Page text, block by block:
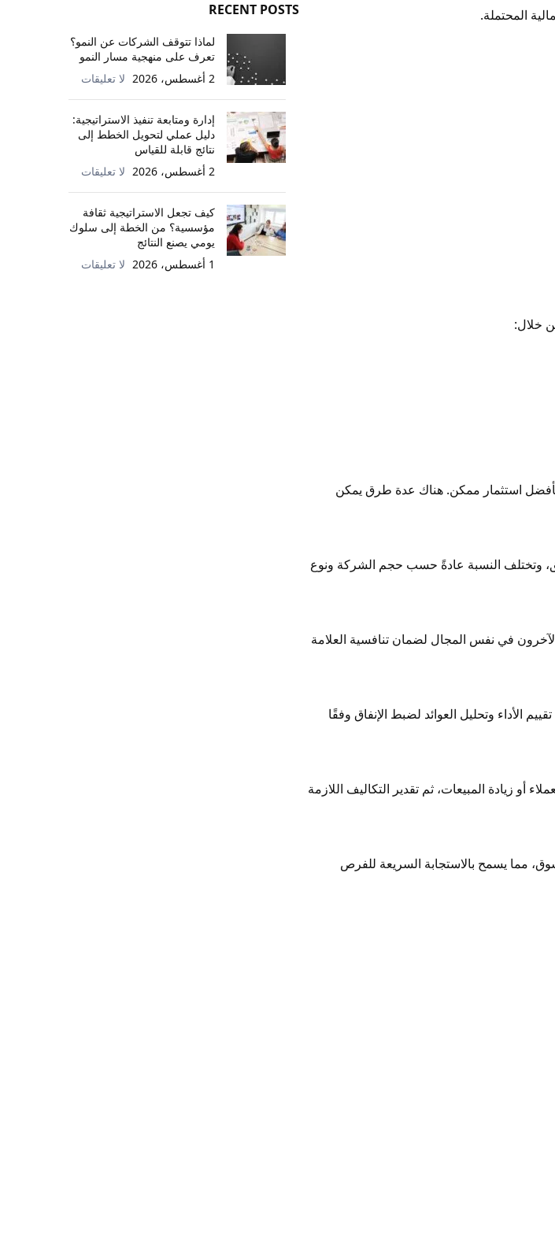
المحتملة.
خلال:
استثمار ممكن. هناك عدة طرق يمكن
وتختلف النسبة عادةً حسب حجم الشركة ونوع
الآخرون في نفس المجال لضمان تنافسية العلامة
الأداء وتحليل العوائد لضبط الإنفاق وفقًا
أو زيادة المبيعات، ثم تقدير التكاليف اللازمة
مما يسمح بالاستجابة السريعة للفرص
RECENT POSTS
لماذا تتوقف الشركات عن النمو؟
تعرف على منهجية مسار النمو
2 أغسطس، 2026
لا تعليقات
إدارة ومتابعة تنفيذ الاستراتيجية:
دليل عملي لتحويل الخطط إلى
نتائج قابلة للقياس
2 أغسطس، 2026
لا تعليقات
كيف تجعل الاستراتيجية ثقافة
مؤسسية؟ من الخطة إلى سلوك
يومي يصنع النتائج
1 أغسطس، 2026
لا تعليقات